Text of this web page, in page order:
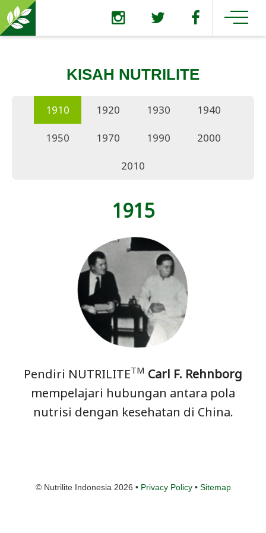
KISAH NUTRILITE
1910 1920 1930 1940
1950 1970 1990 2000
2010
1915
Pendiri NUTRILITETM Carl F. Rehnborg
mempelajari hubungan antara pola
nutrisi dengan kesehatan di China.
© Nutrilite Indonesia 2026 • Privacy Policy• Sitemap